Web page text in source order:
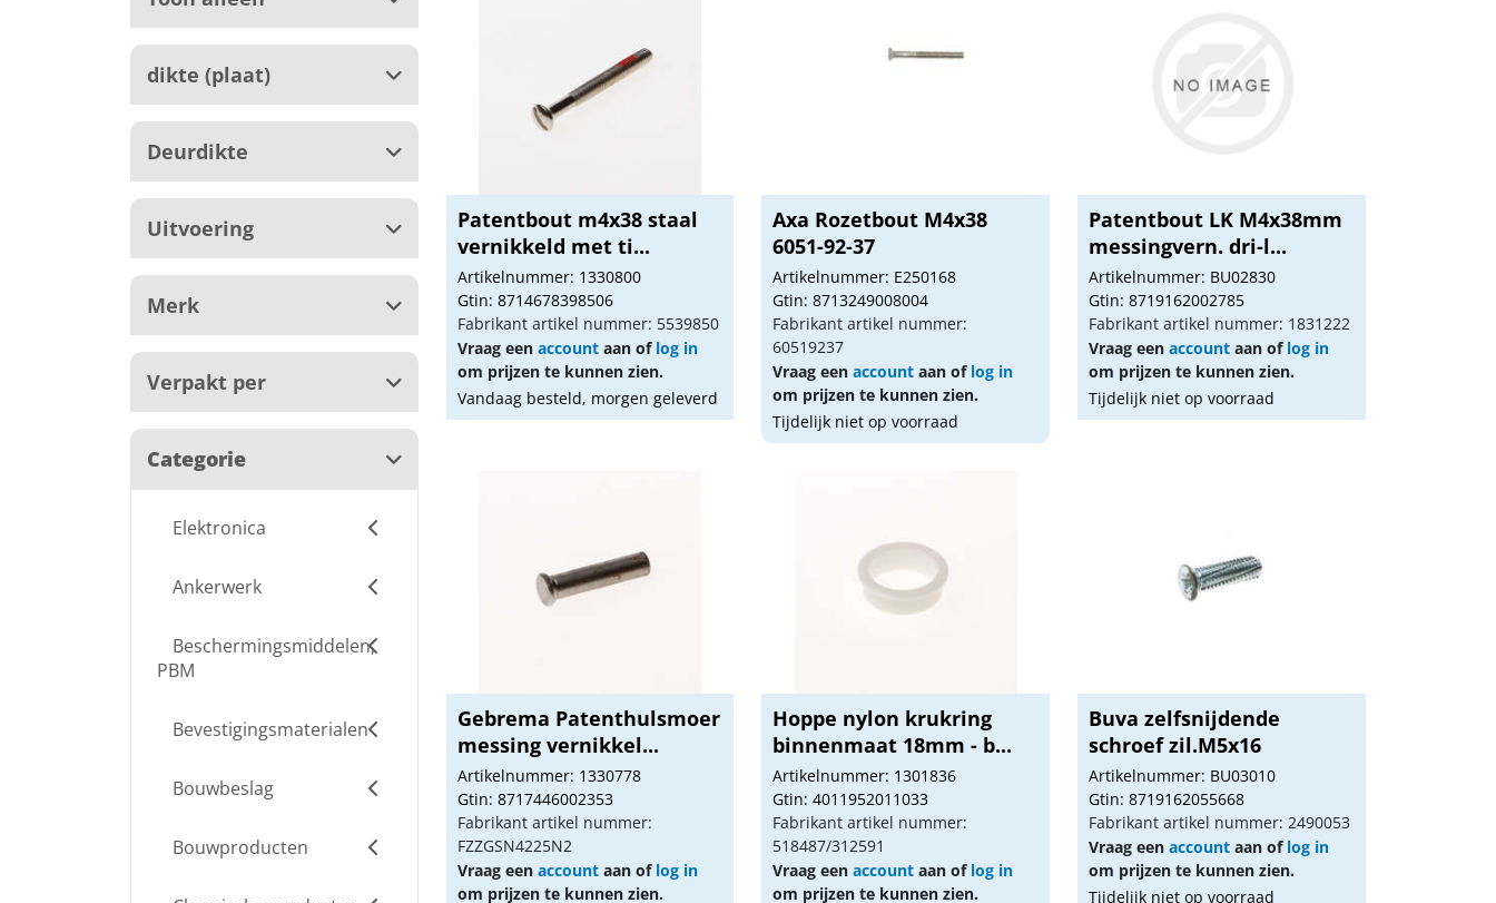
dikte (plaat)
Deurdikte
Uitvoering
Merk
Verpakt per
Categorie
Elektronica
Ankerwerk
Beschermingsmiddelen,
PBM
Bevestigingsmaterialen
Bouwbeslag
Bouwproducten
Patentbout m4x38 staal
vernikkeld met ti...
Artikelnummer: 1330800
Gtin: 8714678398506
Fabrikant artikel nummer: 5539850
Vraag een accountaan of log in
om prijzen te kunnen zien.
Vandaag besteld, morgen geleverd
Axa Rozetbout M4x38
6051-92-37
Artikelnummer: E250168
Gtin: 8713249008004
Fabrikant artikel nummer:
60519237
Vraag eenaccount aan of log in
om prijzen te kunnen zien.
Tijdelijk niet op voorraad
Patentbout LK M4x38mm
messingvern. dri-l...
Artikelnummer: BU02830
Gtin: 8719162002785
Fabrikant artikel nummer: 1831222
Vraag eenaccount aan of log in
om prijzen te kunnen zien.
Tijdelijk niet op voorraad
Gebrema Patenthulsmoer
messing vernikkel...
Artikelnummer: 1330778
Gtin: 8717446002353
Fabrikant artikel nummer:
FZZGSN4225N2
Vraag een accountaan of log in
om prijzen te kunnen zien.
Hoppe nylon krukring
binnenmaat 18mm - b...
Artikelnummer: 1301836
Gtin: 4011952011033
Fabrikant artikel nummer:
518487/312591
Vraag eenaccount aan of log in
om prijzen te kunnen zien.
Buva zelfsnijdende
schroef zil.M5x16
Artikelnummer: BU03010
Gtin: 8719162055668
Fabrikant artikel nummer: 2490053
Vraag eenaccount aan of log in
om prijzen te kunnen zien.
Tijdelijk niet op voorraad